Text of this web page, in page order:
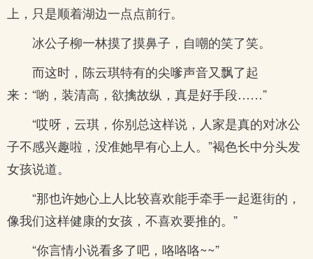
上，只是顺着湖边一点点前行。
冰公子柳一林摸了摸鼻子，自嘲的笑了笑。
而这时，陈云琪特有的尖嗲声音又飘了起
来：“喲，装清高，欲擒故纵，真是好手段……”
“哎呀，云琪，你别总这样说，人家是真的对冰公
子不感兴趣啦，没准她早有心上人。”褐色长中分头发
女孩说道。
“那也许她心上人比较喜欢能手牵手一起逛街的，
像我们这样健康的女孩，不喜欢要推的。”
“你言情小说看多了吧，咯咯咯~~”